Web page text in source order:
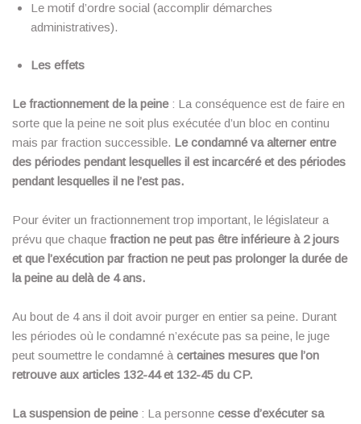
Le motif d’ordre social (accomplir démarches
administratives).
Les effets
Le fractionnement de la peine : La conséquence est de faire en
sorte que la peine ne soit plus exécutée d’un bloc en continu
mais par fraction successible. Le condamné va alterner entre
des périodes pendant lesquelles il est incarcéré et des périodes
pendant lesquelles il ne l’est pas.
Pour éviter un fractionnement trop important, le législateur a
prévu que chaque fraction ne peut pas être inférieure à 2 jours
et que l’exécution par fraction ne peut pas prolonger la durée de
la peine au delà de 4 ans.
Au bout de 4 ans il doit avoir purger en entier sa peine. Durant
les périodes où le condamné n’exécute pas sa peine, le juge
peut soumettre le condamné à certaines mesures que l’on
retrouve aux articles 132-44 et 132-45 du CP.
La suspension de peine : La personne cesse d’exécuter sa